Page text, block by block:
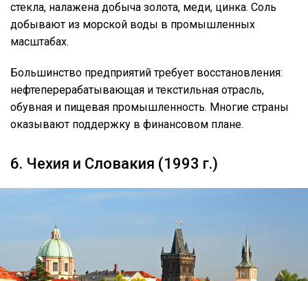
стекла, налажена добыча золота, меди, цинка. Соль
добывают из морской воды в промышленных
масштабах.
Большинство предприятий требует восстановления:
нефтеперерабатывающая и текстильная отрасль,
обувная и пищевая промышленность. Многие страны
оказывают поддержку в финансовом плане.
6. Чехия и Словакия (1993 г.)